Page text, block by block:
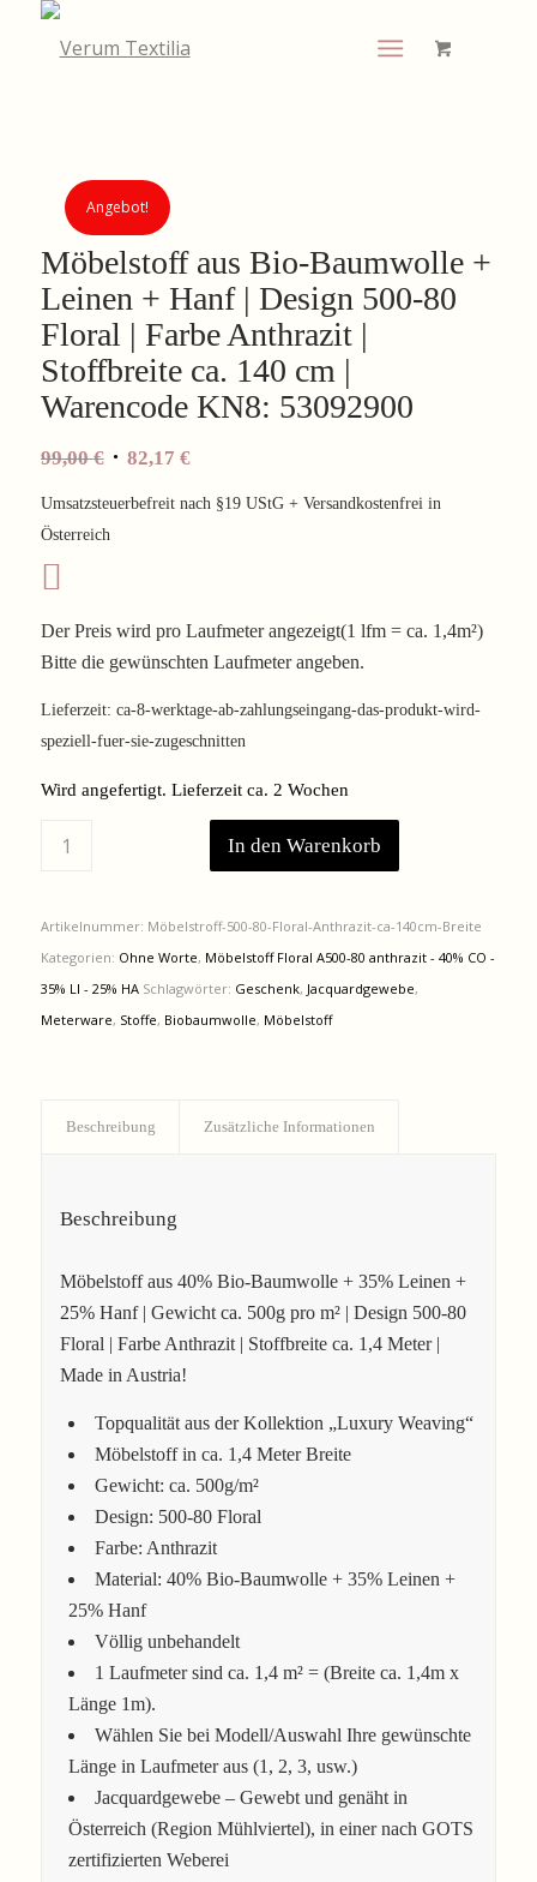
Angebot!
Möbelstoff aus Bio-Baumwolle +
Leinen + Hanf | Design 500-80
Floral | Farbe Anthrazit |
Stoffbreite ca. 140 cm |
Warencode KN8: 53092900
99,00€ Ursprünglicher
war:
99,00 €
82,17 €Aktueller
ist:
Umsatzsteuerbefreit nach §19 UStG + Versandkostenfrei in
Österreich
Der Preis wird pro Laufmeter angezeigt(1 lfm = ca. 1,4m²)
Bitte die gewünschten Laufmeter angeben.
Lieferzeit: ca-8-werktage-ab-zahlungseingang-das-produkt-wird-
speziell-fuer-sie-zugeschnitten
Wird angefertigt. Lieferzeit ca. 2 Wochen
In den Warenkorb
Artikelnummer: Möbelstroff-500-80-Floral-Anthrazit-ca-140cm-Breite
Kategorien: Ohne Worte, Möbelstoff Floral A500-80 anthrazit - 40% CO -
35% LI - 25% HA Schlagwörter: Geschenk, Jacquardgewebe,
Meterware, Stoffe, Biobaumwolle, Möbelstoff
Beschreibung Zusätzliche Informationen
Beschreibung
Möbelstoff aus 40% Bio-Baumwolle + 35% Leinen +
25% Hanf | Gewicht ca. 500g pro m² | Design 500-80
Floral | Farbe Anthrazit | Stoffbreite ca. 1,4 Meter |
Made in Austria!
Topqualität aus der Kollektion „Luxury Weaving“
Möbelstoff in ca. 1,4 Meter Breite
Gewicht: ca. 500g/m²
Design: 500-80 Floral
Farbe: Anthrazit
Material: 40% Bio-Baumwolle + 35% Leinen +
25% Hanf
Völlig unbehandelt
1 Laufmeter sind ca. 1,4 m² = (Breite ca. 1,4m x
Länge 1m).
Wählen Sie bei Modell/Auswahl Ihre gewünschte
Länge in Laufmeter aus (1, 2, 3, usw.)
Jacquardgewebe – Gewebt und genäht in
Österreich (Region Mühlviertel), in einer nach GOTS
zertifizierten Weberei